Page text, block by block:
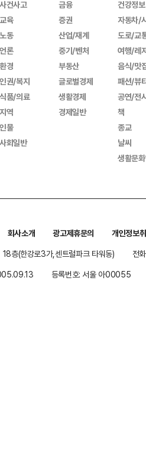
사건사고
교육
노동
언론
환경
인권/복지
식품/의료
지역
인물
사회일반
금융
증권
산업/재계
중기/벤처
부동산
글로벌경제
생활경제
경제일반
건강정보
자동차/
도로/교
여행/레
음식/맛
패션/뷰
공연/전
책
종교
날씨
생활문
회사소개 광고제휴문의
개인정보
층(한강로3가,센트럴파크 타워동)
전
등록번호: 서울 아00055